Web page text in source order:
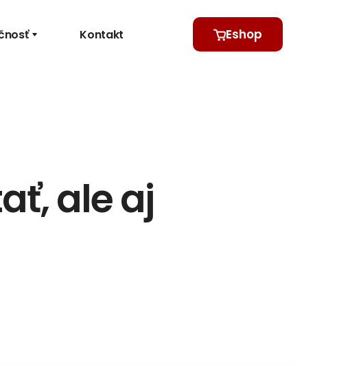
Kontakt Eshop
ale aj